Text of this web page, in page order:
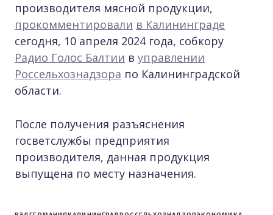
производителя мясной продукции,
прокомментировали в Калининграде
сегодня, 10 апреля 2024 года, собкору
Радио Голос Балтии в управлении
Россельхознадзора по Калининградской
области.
После получения разъяснения
госветслужбы предприятия
производителя, данная продукция
выпущена по месту назначения.